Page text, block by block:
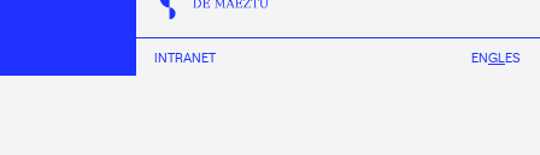
INTRANET ENGLES